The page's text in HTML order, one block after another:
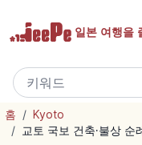
일본 여행을
홈 / Kyoto
/ 교토 국보 건축·불상